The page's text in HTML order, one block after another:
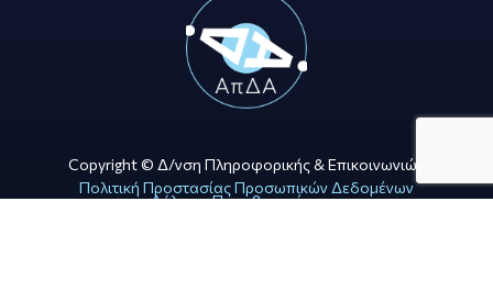
Copyright © Δ/νση Πληροφορικής & Επικοινωνιών
Πολιτική Προστασίας Προσωπικών Δεδομένων
Δήλωση Προσβασιμότητας